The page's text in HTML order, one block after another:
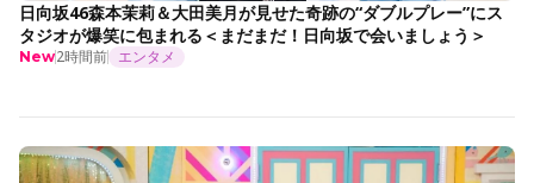
日向坂46森本茉莉＆大田美月が見せた奇跡の“ダブルプレー”にス
タジオが爆笑に包まれる＜まだまだ！日向坂で会いましょう＞
New2時間前 エンタメ